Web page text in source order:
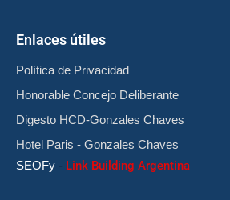
Enlaces útiles
Política de Privacidad
Honorable Concejo Deliberante
Digesto HCD-Gonzales Chaves
Hotel Paris - Gonzales Chaves
SEOFy - Link Building Argentina